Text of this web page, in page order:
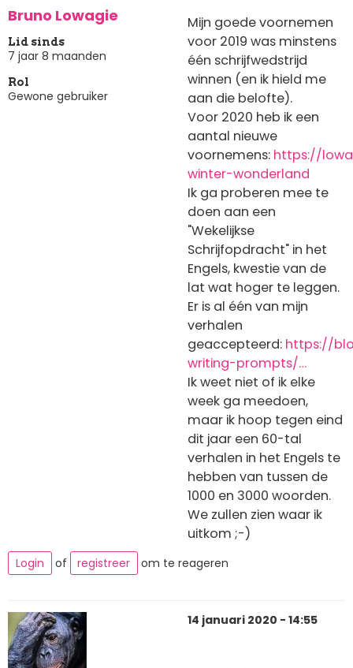
Bruno Lowagie
Lid sinds
7 jaar 8 maanden
Rol
Gewone gebruiker
Mijn goede voornemen
voor 2019 was minstens
één schrijfwedstrijd
winnen (en ik hield me
aan die belofte).
Voor 2020 heb ik een
aantal nieuwe
voornemens: https://
winter-wonderland
Ik ga proberen mee te
doen aan een
"Wekelijkse
Schrijfopdracht" in het
Engels, kwestie van de
lat wat hoger te leggen.
Er is al één van mijn
verhalen
geaccepteerd: https://
writing-prompts/…
Ik weet niet of ik elke
week ga meedoen,
maar ik hoop tegen eind
dit jaar een 60-tal
verhalen in het Engels te
hebben van tussen de
1000 en 3000 woorden.
We zullen zien waar ik
uitkom ;-)
Login of registreer om te reageren
14 januari 2020 - 14:55